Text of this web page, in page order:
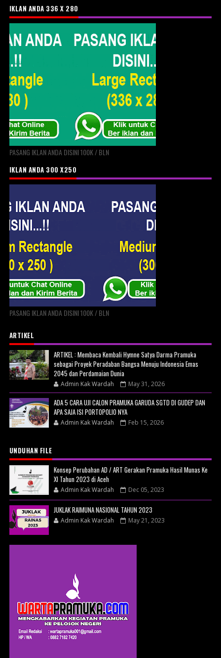
IKLAN ANDA 336 X 280
PASANG IKLAN ANDA DISINI 100K / BLN
IKLAN ANDA 300 X250
PASANG IKLAN ANDA DISINI 100K / BLN
ARTIKEL
ARTIKEL : Membaca Kembali Hymne Satya Darma Pramuka
sebagai Proyek Peradaban Bangsa Menuju Indonesia Emas
2045 dan Perdamaian Dunia
Admin Kak Wardah May 31, 2026
ADA 5 CARA UJI CALON PRAMUKA GARUDA SGTD DI GUDEP DAN
APA SAJA ISI PORTOPOLIO NYA
Admin Kak Wardah Feb 15, 2026
UNDUHAN FILE
Konsep Perubahan AD / ART Gerakan Pramuka Hasil Munas Ke
XI Tahun 2023 di Aceh
Admin Kak Wardah Dec 05, 2023
JUKLAK RAIMUNA NASIONAL TAHUN 2023
Admin Kak Wardah May 21, 2023